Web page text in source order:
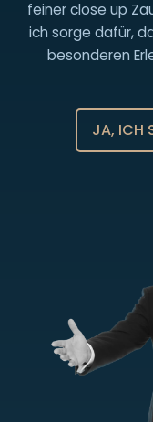
feiner close up
ich sorge dafür,
besonderen
JA, ICH